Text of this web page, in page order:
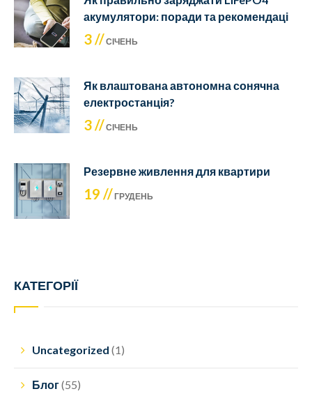
акумулятори: поради та рекомендаці
3 //СІЧЕНЬ
Як влаштована автономна сонячна
електростанція?
3 //СІЧЕНЬ
Резервне живлення для квартири
19 //ГРУДЕНЬ
КАТЕГОРІЇ
Uncategorized (1)
Блог(55)